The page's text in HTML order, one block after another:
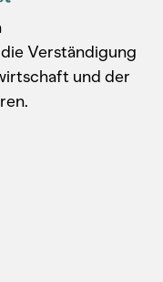
Verständigung
und der